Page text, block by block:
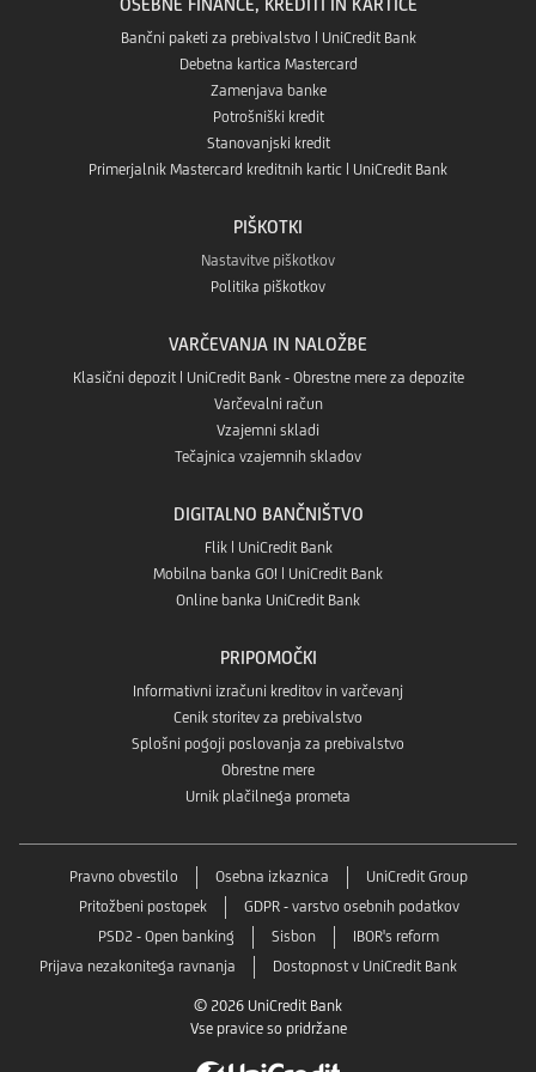
App
store
v
Aplikaciji
App
Bančni paketi za prebivalstvo | UniCredit Bank
Debetna kartica Mastercard
Zamenjava banke
Potrošniški kredit
Stanovanjski kredit
Primerjalnik Mastercard kreditnih kartic | UniCredit Bank
PIŠKOTKI
Nastavitve piškotkov
Politika piškotkov
VARČEVANJA IN NALOŽBE
Klasični depozit | UniCredit Bank - Obrestne mere za depozite
Varčevalni račun
Vzajemni skladi
Tečajnica vzajemnih skladov
DIGITALNO BANČNIŠTVO
Flik | UniCredit Bank
Mobilna banka GO! | UniCredit Bank
Online banka UniCredit Bank
PRIPOMOČKI
Informativni izračuni kreditov in varčevanj
Cenik storitev za prebivalstvo
Splošni pogoji poslovanja za prebivalstvo
Obrestne mere
Urnik plačilnega prometa
Pravno obvestilo Osebna izkaznica
UniCredit Group
Pritožbeni postopek
GDPR - varstvo osebnih podatkov
PSD2 - Open banking
Sisbon
IBOR's reform
Prijava nezakonitega ravnanja
Dostopnost v UniCredit Bank
© 2026 UniCredit Bank
Vse pravice so pridržane